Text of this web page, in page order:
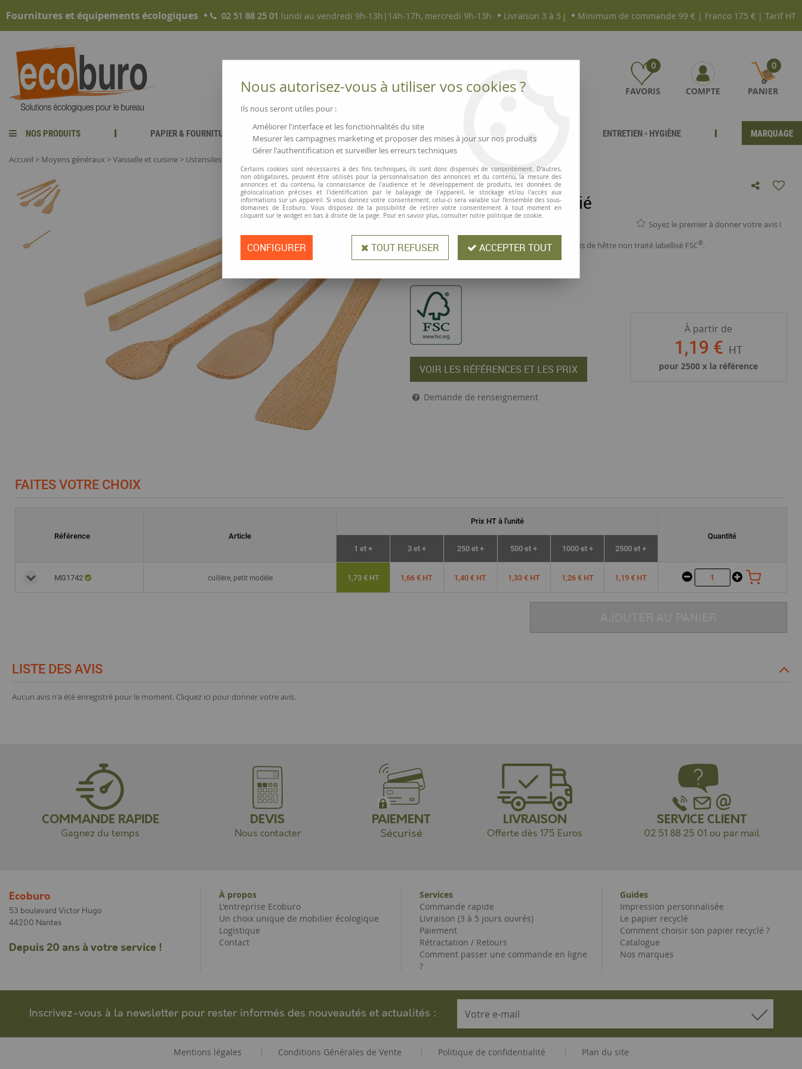
Fournitures et équipements écologiques 02 51 88 25 01 lundi au vendredi 9h-13h|14h-17h, mercredi 9h-13h Livraison 3 à 5 j Minimum de commande 99 € | Franco 175 € | Tarif HT
0
FAVORIS COMPTE
0
PANIER
NOS PRODUITS PAPIER & FOURNITURES NOUVEAUTÉS MAGASINS ▫ COMMERCES ENTRETIEN ▫ HYGIÈNE MARQUAGE
Accueil > Moyens généraux >Vaisselle et cuisine > Ustensiles et accessoires
Cuillères en bois certifié
Soyez le premier à donner votre avis !
Durable, solide et beau ! Ces cuillères sont en bois de hêtre non traité labellisé FSC®.
VOIR LES RÉFÉRENCES ET LES PRIX
À partir de
1 ,19 € HT
pour2500 x la référence
Demande de renseignement
FAITES VOTRE CHOIX
Référence Article
Prix HTà l'unité
1 et + 3 et + 250 et + 500 et + 1000 et + 2500 et +
Quantité
MG1742 cuillère, petit modèle 1,73 € HT 1,66 € HT 1,40 € HT 1,33 € HT 1,26 € HT 1,19 € HT
LISTE DES AVIS
Aucun avis n'a été enregistré pour le moment. Cliquez ici pour donner votre avis.
COMMANDE RAPIDE
Gagnez du temps
DEVIS
Nous contacter
PAIEMENT
Sécurisé
LIVRAISON
Offerte dès 175 Euros
SERVICE CLIENT
02 51 88 25 01 ou par mail
Ecoburo
53 boulevard Victor Hugo
44200 Nantes
Depuis 20 ans à votre service !
À propos
L'entreprise Ecoburo
Un choix unique de mobilier écologique
Logistique
Contact
Services
Commande rapide
Livraison (3 à 5 jours ouvrés)
Paiement
Rétractation / Retours
Comment passer une commande en ligne
?
Guides
Impression personnalisée
Le papier recyclé
Comment choisir son papier recyclé ?
Catalogue
Nos marques
Inscrivez-vous à la newsletter pour rester informés des nouveautés et actualités :
Mentions légales | Conditions Générales de Vente | Politique de confidentialité | Plan du site
Nous autorisez-vous à utiliser vos cookies ?
Ils nous seront utiles pour :
Améliorer l'interface et les fonctionnalités du site
Mesurer les campagnes marketing et proposer des mises à jour sur nos produits
Gérer l'authentification et surveiller les erreurs techniques
Certains cookies sont nécessaires à des fins techniques, ils sont donc dispensés de consentement. D'autres,
non obligatoires, peuvent être utilisés pour la personnalisation des annonces et du contenu, la mesure des
annonces et du contenu, la connaissance de l'audience et le développement de produits, les données de
géolocalisation précises et l'identification par le balayage de l'appareil, le stockage et/ou l'accès aux
informations sur un appareil. Si vous donnez votre consentement, celui-ci sera valable sur l’ensemble des sous-
domaines de Ecoburo. Vous disposez de la possibilité de retirer votre consentement à tout moment en
cliquant sur le widget en bas à droite de la page. Pour en savoir plus, consulter notre politique de cookie.
CONFIGURER TOUT REFUSER ACCEPTER TOUT